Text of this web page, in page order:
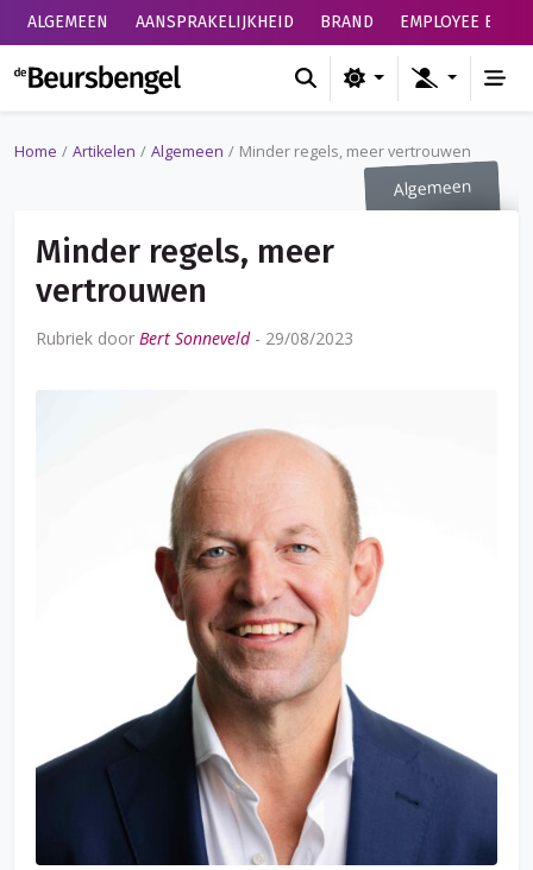
ALGEMEEN AANSPRAKELIJKHEID BRAND EMPLOYEE
de Beursbengel
Home Artikelen Algemeen Minder regels, meer vertrouwen
Algemeen
Minder regels, meer
vertrouwen
Rubriek door Bert Sonneveld- 29/08/2023